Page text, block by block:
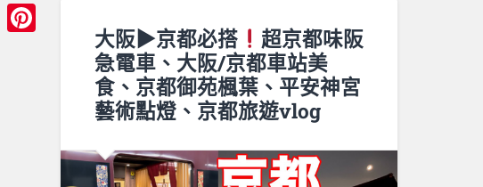
大阪▶︎京都必搭
超京都味阪
急電車、大阪/京都車站美
食、京都御苑楓葉、平安神宮
藝術點燈、京都旅遊vlog
Line